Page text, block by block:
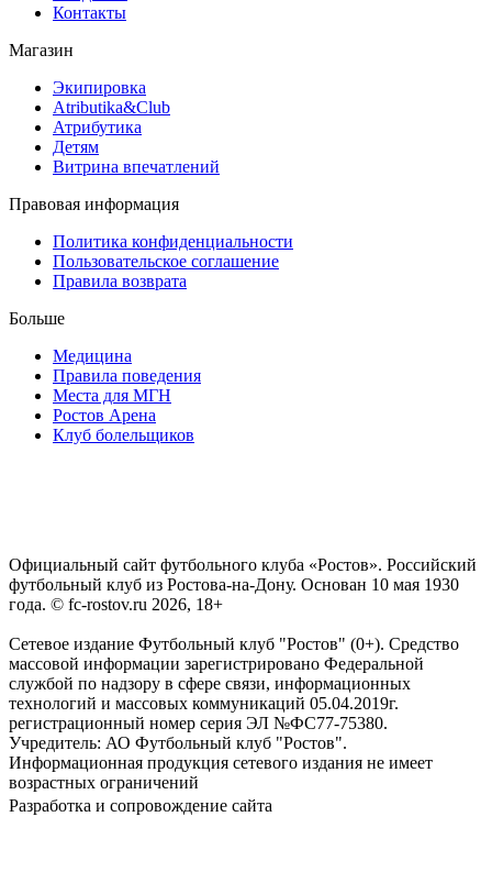
Контакты
Магазин
Экипировка
Atributika&Club
Атрибутика
Детям
Витрина впечатлений
Правовая информация
Политика конфиденциальности
Пользовательское соглашение
Правила возврата
Больше
Медицина
Правила поведения
Места для МГН
Ростов Арена
Клуб болельщиков
Официальный сайт футбольного клуба «Ростов». Российский
футбольный клуб из Ростова-на-Дону. Основан 10 мая 1930
года. © fc-rostov.ru 2026, 18+
Сетевое издание Футбольный клуб "Ростов" (0+). Средство
массовой информации зарегистрировано Федеральной
службой по надзору в сфере связи, информационных
технологий и массовых коммуникаций 05.04.2019г.
регистрационный номер серия ЭЛ №ФС77-75380.
Учредитель: АО Футбольный клуб "Ростов".
Информационная продукция сетевого издания не имеет
возрастных ограничений
Разработка и сопровождение сайта